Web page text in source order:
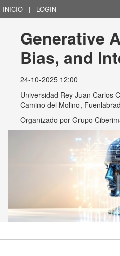
INICIO | LOGIN
Generative
Bias, and
24-10-2025 12:00
Universidad Rey Juan Carlos
Camino del Molino,
Organizado por Grupo